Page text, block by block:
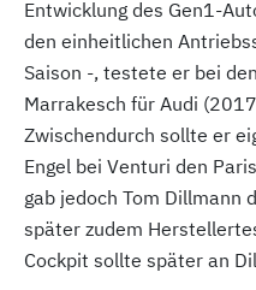
Entwicklung des Gen1-
den einheitlichen
Saison -, testete er bei
Marrakesch für Audi
Zwischendurch sollte er
Engel bei Venturi den
gab jedoch Tom Dillmann
später zudem
Cockpit sollte später an